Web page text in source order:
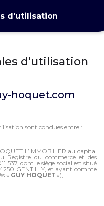
d'utilisation
d'utilisation
hoquet.com
sont conclues entre :
L’IMMOBILIER au capital
Registre du commerce et des
537, dont le siège social est situé
GENTILLY, et ayant comme
« GUY HOQUET »),